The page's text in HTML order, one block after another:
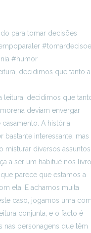
decidimos que tanto a